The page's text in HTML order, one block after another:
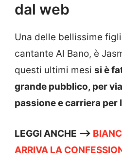
dal web
Una delle bellissime
cantante Al Bano, è
questi ultimi mesi si è
grande pubblico, per
passione e carriera per
LEGGI ANCHE —>
ARRIVA LA